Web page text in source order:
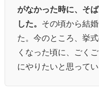
がなかった時に、そ
した。 その頃から結
た。今のところ、挙
くなった頃に、ごく
にやりたいと思ってい